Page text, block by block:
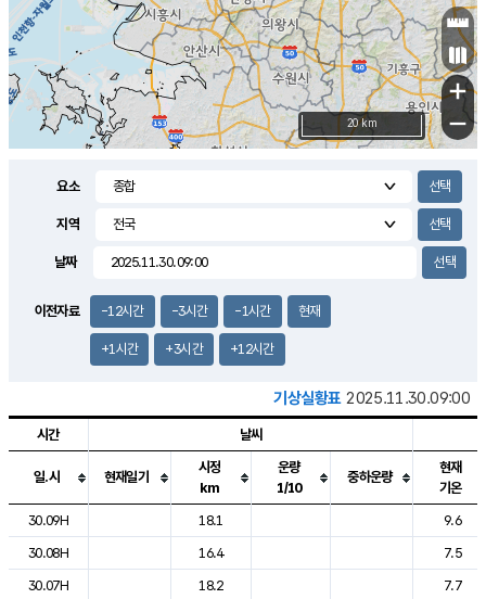
+
−
20 km
요소
지역
날짜
이전자료 -12시간 -3시간 -1시간 현재
+1시간 +3시간 +12시간
기상실황표 2025.11.30.09:00
도시별 기상실황표로 지점, 날씨, 기온, 강수, 바람, 기압등을 안내한 표입
시간 날씨
일.시 현재일기
시정
km
운량
1/10
중하운량
현재
기온
30.09H
18.1
9.6
30.08H
16.4
7.5
30.07H
18.2
7.7